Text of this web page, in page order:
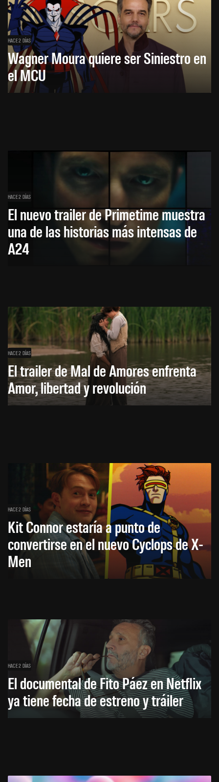
HACE 2 DÍAS
Wagner Moura quiere ser Siniestro en
el MCU
HACE 2 DÍAS
El nuevo trailer de Primetime muestra
una de las historias más intensas de
A24
HACE 2 DÍAS
El trailer de Mal de Amores enfrenta
Amor, libertad y revolución
HACE 2 DÍAS
Kit Connor estaría a punto de
convertirse en el nuevo Cyclops de X-
Men
HACE 2 DÍAS
El documental de Fito Páez en Netflix
ya tiene fecha de estreno y tráiler